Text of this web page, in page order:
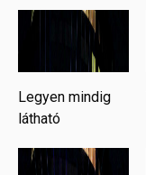
Legyen mindig
látható